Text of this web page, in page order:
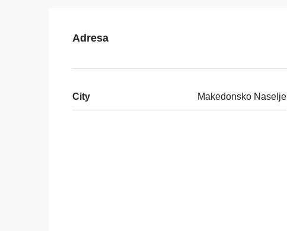
Adresa
City Makedonsko Naselje